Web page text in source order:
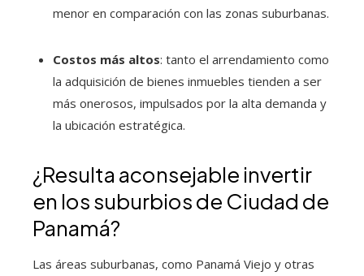
menor en comparación con las zonas suburbanas.
Costos más altos: tanto el arrendamiento como
la adquisición de bienes inmuebles tienden a ser
más onerosos, impulsados por la alta demanda y
la ubicación estratégica.
¿Resulta aconsejable invertir
en los suburbios de Ciudad de
Panamá?
Las áreas suburbanas, como Panamá Viejo y otras